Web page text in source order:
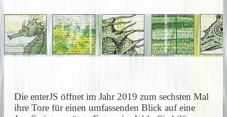
Die enterJS öffnet im Jahr 2019 zum sechsten Mal
ihre Tore für einen umfassenden Blick auf eine